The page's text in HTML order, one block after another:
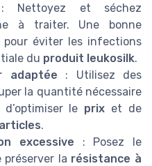
Nettoyez et séchez
à traiter. Une bonne
pour éviter les infections
du produit leukosilk.
adaptée : Utilisez des
la quantité nécessaire
le prix et de
articles.
excessive : Posez le
la résistance à